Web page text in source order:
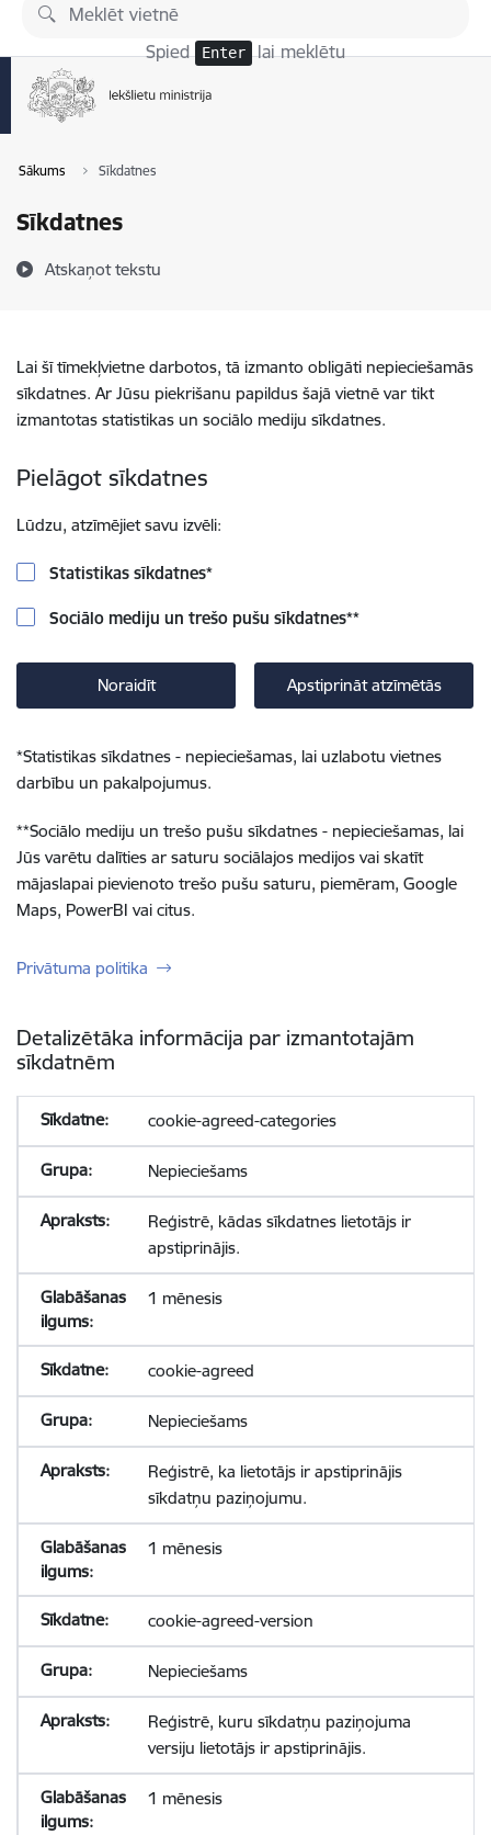
Pāriet uz lapas saturu
Spied Enter lai meklētu
Sākums Sīkdatnes
Sīkdatnes
Atskaņot tekstu
Lai šī tīmekļvietne darbotos, tā izmanto obligāti nepieciešamās
sīkdatnes. Ar Jūsu piekrišanu papildus šajā vietnē var tikt
izmantotas statistikas un sociālo mediju sīkdatnes.
Pielāgot sīkdatnes
Lūdzu, atzīmējiet savu izvēli:
Statistikas sīkdatnes*
Sociālo mediju un trešo pušu sīkdatnes**
Noraidīt Apstiprināt atzīmētās
*Statistikas sīkdatnes - nepieciešamas, lai uzlabotu vietnes
darbību un pakalpojumus.
**Sociālo mediju un trešo pušu sīkdatnes - nepieciešamas, lai
Jūs varētu dalīties ar saturu sociālajos medijos vai skatīt
mājaslapai pievienoto trešo pušu saturu, piemēram, Google
Maps, PowerBI vai citus.
Privātuma politika
Detalizētāka informācija par izmantotajām
sīkdatnēm
cookie-agreed-categories
Nepieciešams
Reģistrē, kādas sīkdatnes lietotājs ir
apstiprinājis.
1 mēnesis
cookie-agreed
Nepieciešams
Reģistrē, ka lietotājs ir apstiprinājis
sīkdatņu paziņojumu.
1 mēnesis
cookie-agreed-version
Nepieciešams
Reģistrē, kuru sīkdatņu paziņojuma
versiju lietotājs ir apstiprinājis.
1 mēnesis